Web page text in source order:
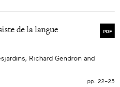
PDF
de la langue
Richard Gendron and
pp. 22–25